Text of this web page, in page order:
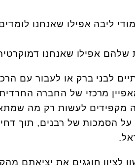
ליבה אפילו שאנחנו
אפילו שאנחנו
לבני ברק או לעבור עם
מרכזי של החברה
מקפידים לעשות רק מה
הסמכות של רבנים, תוך
לציון חוגגים את יציאתם